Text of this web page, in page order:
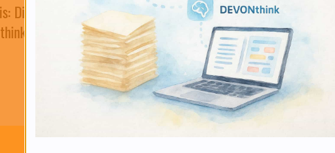
Die KI-
4.
KI-gestützte Selbstreflexion ist
keine Psychotherapie – und das ist
auch gut so.
13 Juli 2026